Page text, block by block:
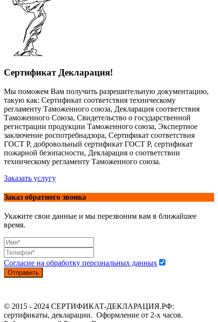
Сертификат Декларация!
Мы поможем Вам получить разрешительную документацию,
такую как: Сертификат соответствия техническому
регламенту Таможенного союза, Декларация соответствия
Таможенного Союза, Свидетельство о государственной
регистрации продукции Таможенного союза, Экспертное
заключение роспотребнадзора, Сертификат соответствия
ГОСТ Р, добровольный сертификат ГОСТ Р, сертификат
пожарной безопасности, Декларация о соответствии
техническому регламенту Таможенного союза.
Заказать услугу
Заказ обратного звонка
Укажите свои данные и мы перезвоним вам в ближайшее
время.
Согласие на обработку персональных данных
Отправить
© 2015 - 2024 СЕРТИФИКАТ-ДЕКЛАРАЦИЯ.РФ:
сертификаты, декларации. Оформление от 2-х часов.